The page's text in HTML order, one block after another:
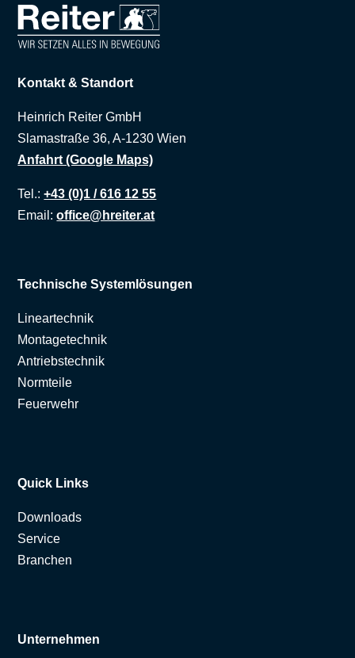
Kontakt & Standort
Heinrich Reiter GmbH
Slamastraße 36, A-1230 Wien
Anfahrt (Google Maps)
Tel.:+43 (0)1 / 616 12 55
Email:office@hreiter.at
Technische Systemlösungen
Lineartechnik
Montagetechnik
Antriebstechnik
Normteile
Feuerwehr
Quick Links
Downloads
Service
Branchen
Unternehmen